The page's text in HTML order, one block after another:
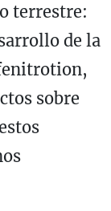
terrestre:
de la
sobre